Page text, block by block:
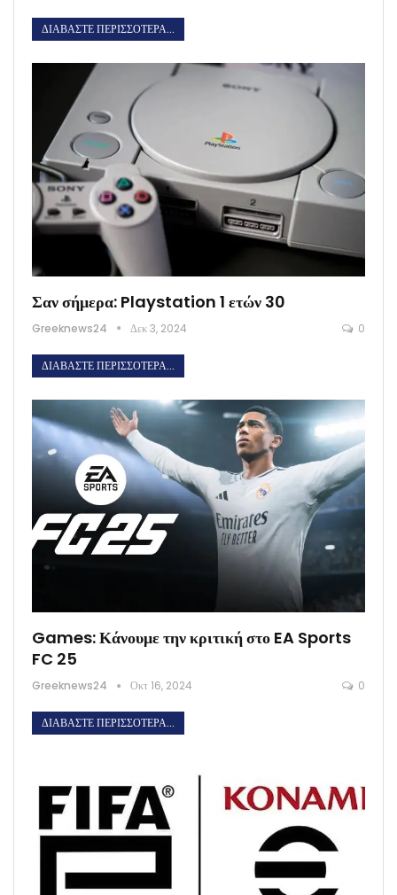
ΔΙΑΒΆΣΤΕ ΠΕΡΙΣΣΌΤΕΡΑ...
Σαν σήμερα: Playstation 1 ετών 30
Greeknews24 Δεκ 3, 2024 0
ΔΙΑΒΆΣΤΕ ΠΕΡΙΣΣΌΤΕΡΑ...
Games: Κάνουμε την κριτική στο EA Sports
FC 25
Greeknews24 Οκτ 16, 2024 0
ΔΙΑΒΆΣΤΕ ΠΕΡΙΣΣΌΤΕΡΑ...